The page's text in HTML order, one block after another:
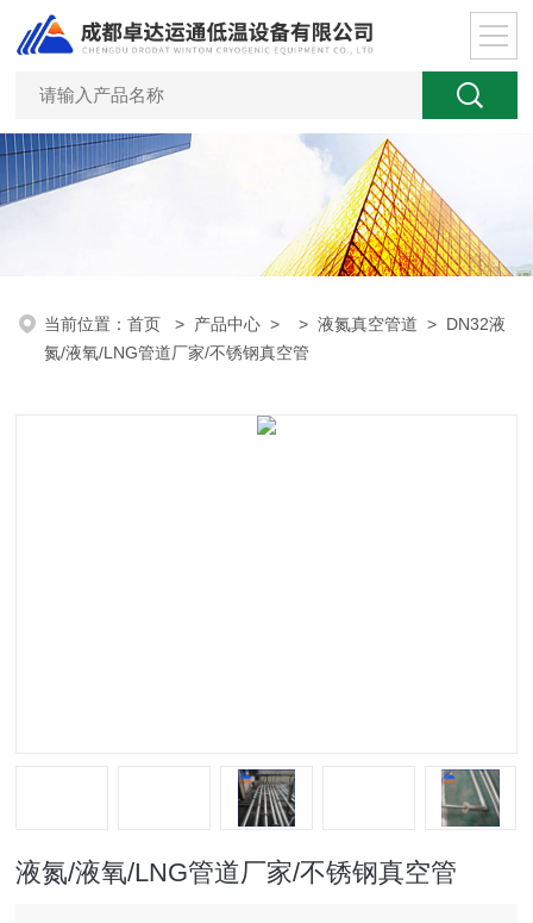
当前位置：首页 > 产品中心 > >液氮真空管道 > DN32液
氮/液氧/LNG管道厂家/不锈钢真空管
液氮/液氧/LNG管道厂家/不锈钢真空管